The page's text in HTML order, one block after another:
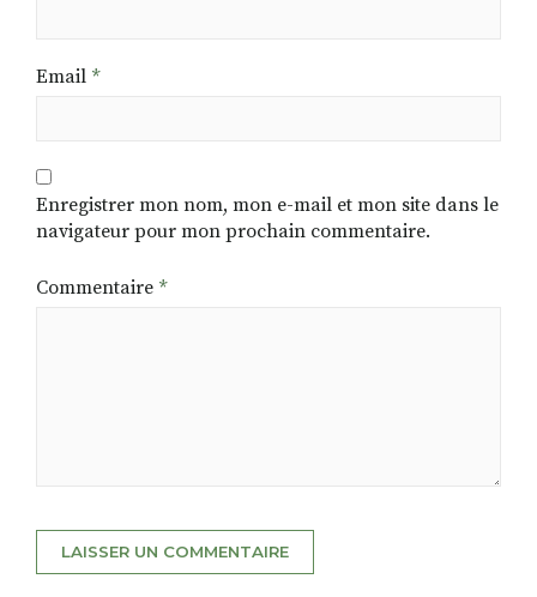
Email *
Enregistrer mon nom, mon e-mail et mon site dans le
navigateur pour mon prochain commentaire.
Commentaire *